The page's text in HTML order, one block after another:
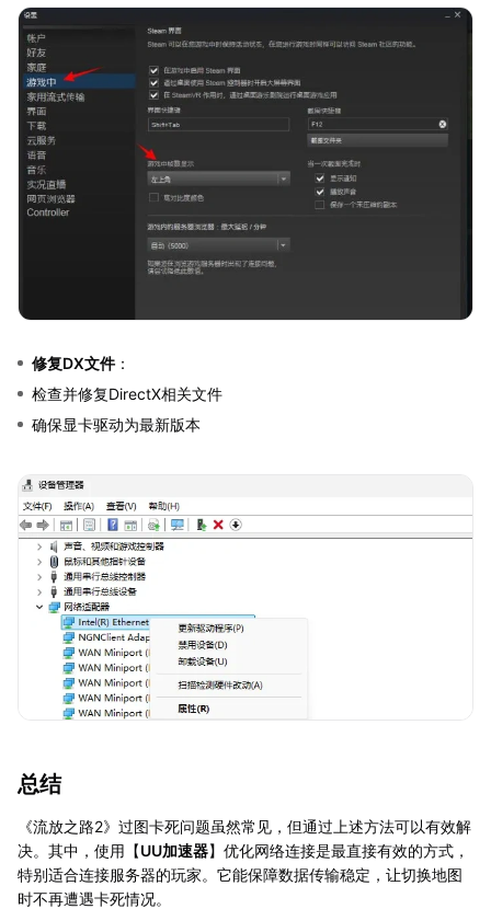
修复DX文件：
检查并修复DirectX相关文件
确保显卡驱动为最新版本
总结
《流放之路2》过图卡死问题虽然常见，但通过上述方法可以有效解
决。其中，使用【UU加速器】优化网络连接是最直接有效的方式，
特别适合连接服务器的玩家。它能保障数据传输稳定，让切换地图
时不再遭遇卡死情况。